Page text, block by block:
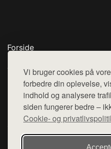
Vi bruger cookies på
forbedre din oplevelse,
indhold og analysere
siden fungerer bedre –
Cookie- og
Forside
Top Rabatter
Kontakt
Denne side er en del af